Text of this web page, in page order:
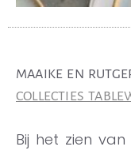
MAAIKE EN
COLLECTIES
Bij het zien